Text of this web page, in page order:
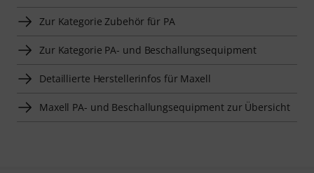
Zur Kategorie Zubehör für PA
Zur Kategorie PA- und Beschallungsequipment
Detaillierte Herstellerinfos für Maxell
Maxell PA- und Beschallungsequipment zur Übersicht